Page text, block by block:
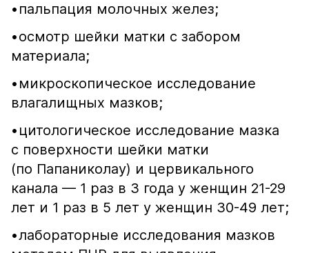
•​пальпация молочных желез;
•​осмотр шейки матки с забором
материала;
•​микроскопическое исследование
влагалищных мазков;
•​цитологическое исследование мазка
с поверхности шейки матки
(по Папаниколау) и цервикального
канала — 1 раз в 3 года у женщин 21-29
лет и 1 раз в 5 лет у женщин 30-49 лет;
•​лабораторные исследования мазков